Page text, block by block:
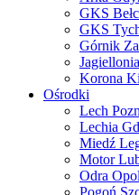
GKS
GKS
Górnik
Korona
Ośrodki
Lech
Lechia
Miedź
Motor
Odra
Pogoń